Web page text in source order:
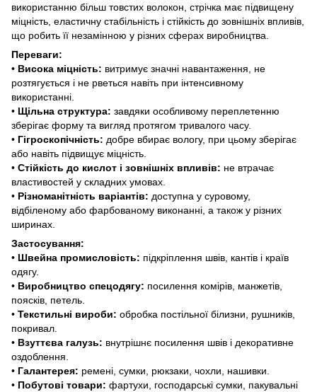
використанню більш товстих волокон, стрічка має підвищену
міцність, еластичну стабільність і стійкість до зовнішніх впливів,
що робить її незамінною у різних сферах виробництва.
Переваги:
• Висока міцність: витримує значні навантаження, не
розтягується і не рветься навіть при інтенсивному
використанні.
• Щільна структура: завдяки особливому переплетенню
зберігає форму та вигляд протягом тривалого часу.
• Гігроскопічність: добре вбирає вологу, при цьому зберігає
або навіть підвищує міцність.
• Стійкість до кислот і зовнішніх впливів: не втрачає
властивостей у складних умовах.
• Різноманітність варіантів: доступна у суровому,
відбіленому або фарбованому виконанні, а також у різних
ширинах.
Застосування:
• Швейна промисловість: підкріплення швів, кантів і країв
одягу.
• Виробництво спецодягу: посилення комірів, манжетів,
поясків, петель.
• Текстильні вироби: обробка постільної білизни, рушників,
покривал.
• Взуттєва галузь: внутрішнє посилення швів і декоративне
оздоблення.
• Галантерея: ремені, сумки, рюкзаки, чохли, нашивки.
• Побутові товари: фартухи, господарські сумки, пакувальні